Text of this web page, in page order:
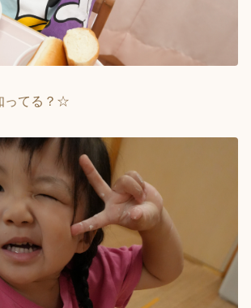
ってる？☆